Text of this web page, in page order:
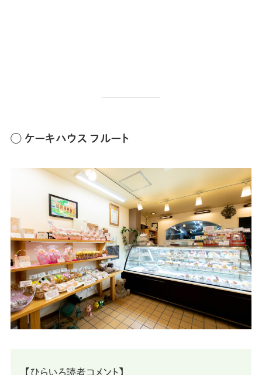
◯ ケーキハウス フルート
【ひらいろ読者コメント】